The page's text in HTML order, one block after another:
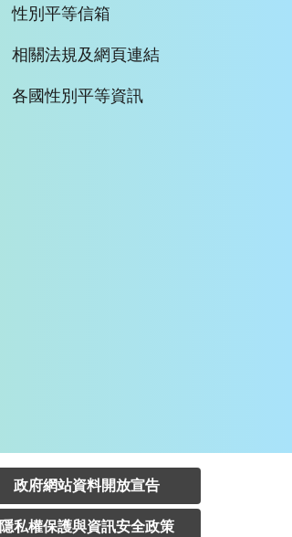
性別平等信箱
相關法規及網頁連結
各國性別平等資訊
政府網站資料開放宣告
隱私權保護與資訊安全政策